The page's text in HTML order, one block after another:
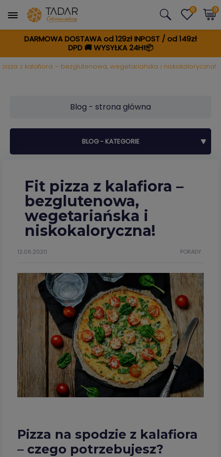
DARMOWA DOSTAWA od 129zł INPOST / od 149zł
DPD🚚WYSYŁKA 24H!📦
0 0
pizza z kalafiora – bezglutenowa, wegetariańska i niskokaloryczna!
BLOG - KATEGORIE
Blog - strona główna
Fit pizza z kalafiora –
bezglutenowa,
wegetariańska i
niskokaloryczna!
PORADY
12.06.2020
Pizza na spodzie z kalafiora
– czego potrzebujesz?